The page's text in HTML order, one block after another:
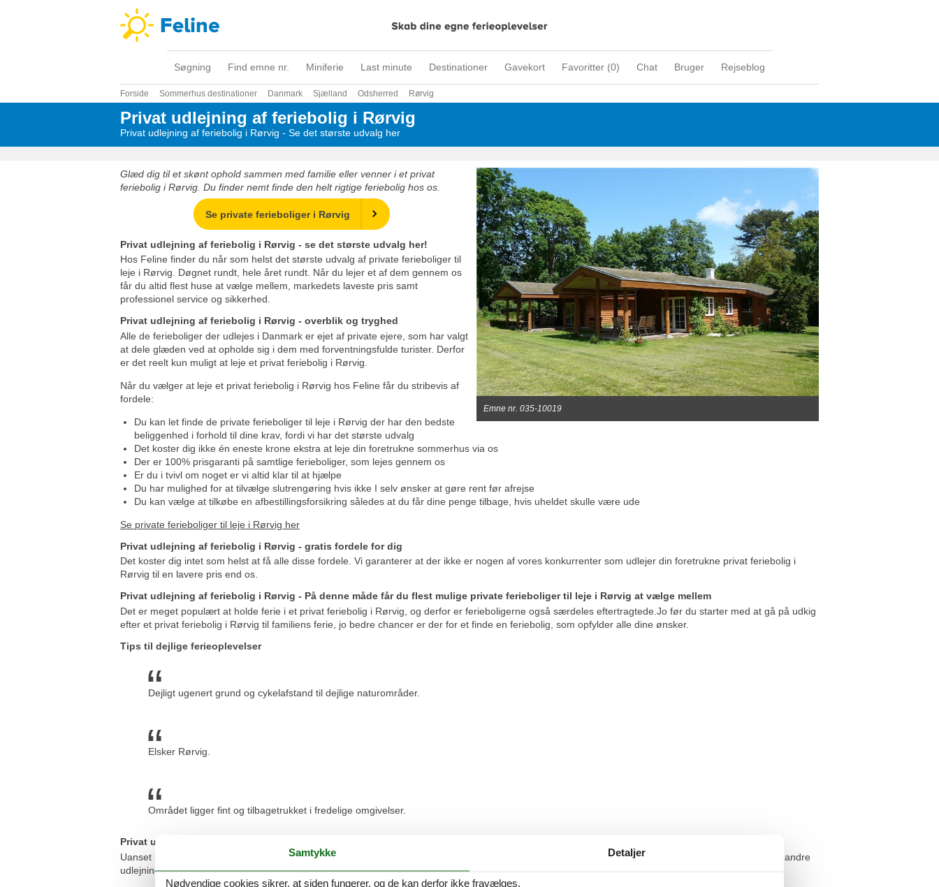
Søgning Find emne nr. Miniferie Last minute Destinationer Gavekort Favoritter (0) Chat Bruger Rejseblog
Forside Sommerhus destinationer Danmark Sjælland Odsherred Rørvig
Privat udlejning af feriebolig i Rørvig
Privat udlejning af feriebolig i Rørvig - Se det største udvalg her
Glæd dig til et skønt ophold sammen med familie eller venner i et privat
feriebolig i Rørvig. Du finder nemt finde den helt rigtige feriebolig hos os.
Se private ferieboliger i Rørvig
Emne nr. 035-10019
Privat udlejning af feriebolig i Rørvig - se det største udvalg her!
Hos Feline finder du når som helst det største udvalg af private ferieboliger til
leje i Rørvig. Døgnet rundt, hele året rundt. Når du lejer et af dem gennem os
får du altid flest huse at vælge mellem, markedets laveste pris samt
professionel service og sikkerhed.
Privat udlejning af feriebolig i Rørvig - overblik og tryghed
Alle de ferieboliger der udlejes i Danmark er ejet af private ejere, som har valgt
at dele glæden ved at opholde sig i dem med forventningsfulde turister. Derfor
er det reelt kun muligt at leje et privat feriebolig i Rørvig.
Når du vælger at leje et privat feriebolig i Rørvig hos Feline får du stribevis af
fordele:
Du kan let finde de private ferieboliger til leje i Rørvig der har den bedste
beliggenhed i forhold til dine krav, fordi vi har det største udvalg
Det koster dig ikke én eneste krone ekstra at leje din foretrukne sommerhus via os
Der er 100% prisgaranti på samtlige ferieboliger, som lejes gennem os
Er du i tvivl om noget er vi altid klar til at hjælpe
Du har mulighed for at tilvælge slutrengøring hvis ikke I selv ønsker at gøre rent før afrejse
Du kan vælge at tilkøbe en afbestillingsforsikring således at du får dine penge tilbage, hvis uheldet skulle være ude
Se private ferieboliger til leje i Rørvig her
Privat udlejning af feriebolig i Rørvig - gratis fordele for dig
Det koster dig intet som helst at få alle disse fordele. Vi garanterer at der ikke er nogen af vores konkurrenter som udlejer din foretrukne privat feriebolig i
Rørvig til en lavere pris end os.
Privat udlejning af feriebolig i Rørvig - På denne måde får du flest mulige private ferieboliger til leje i Rørvig at vælge mellem
Det er meget populært at holde ferie i et privat feriebolig i Rørvig, og derfor er ferieboligerne også særdeles eftertragtede.Jo før du starter med at gå på udkig
efter et privat feriebolig i Rørvig til familiens ferie, jo bedre chancer er der for et finde en feriebolig, som opfylder alle dine ønsker.
Tips til dejlige ferieoplevelser
Dejligt ugenert grund og cykelafstand til dejlige naturområder.
Elsker Rørvig.
Området ligger fint og tilbagetrukket i fredelige omgivelser.
Privat udlejning af feriebolig i Rørvig med prisgaranti
Uanset hvilket privat feriebolig i Rørvig du beslutter dig for, er du naturligvis dækket af Felines prisgaranti. Vi står inde for at der ikke er ét eneste af de andre
udlejningsbureauer, som udlejer din foretrukne privat feriebolig i Rørvig til en pris, som er lavere end vores.
Samtykke Detaljer
Nødvendige cookies sikrer, at siden fungerer, og de kan derfor ikke fravælges.